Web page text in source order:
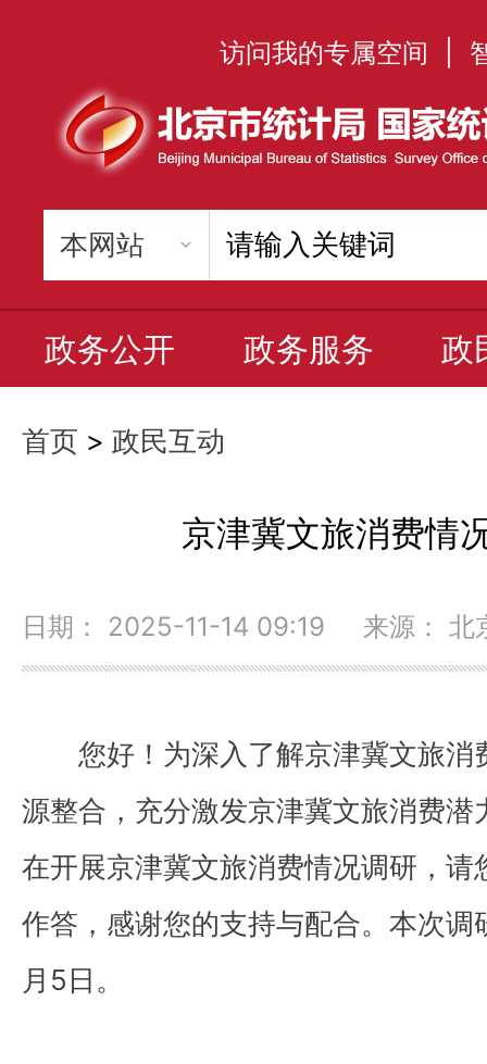
访问我的专属空间
政务公开 政务服务 政
首页 > 政民互动
京津冀文旅消费情
日期： 2025-11-14 09:19 来源： 北
您好！为深入了解京津冀文旅
源整合，充分激发京津冀文旅消费
在开展京津冀文旅消费情况调研，
作答，感谢您的支持与配合。本次
月5日。